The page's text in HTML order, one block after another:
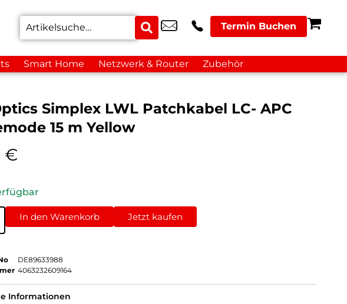
Termin Buchen
Smart Home Netzwerk & Router Zubehör
Simplex LWL Patchkabel LC- APC
15 m Yellow
€
In den Warenkorb Jetzt kaufen
DE89633988
4063232609164
Informationen